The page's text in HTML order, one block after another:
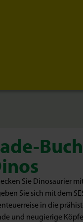
Sie Dinosaurier
Sie sich mit dem
in die
und neugierige